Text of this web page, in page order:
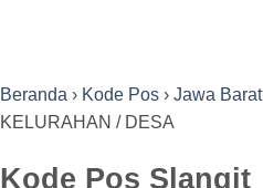
Beranda › Kode Pos › Jawa Barat
KELURAHAN / DESA
Kode Pos Slangit